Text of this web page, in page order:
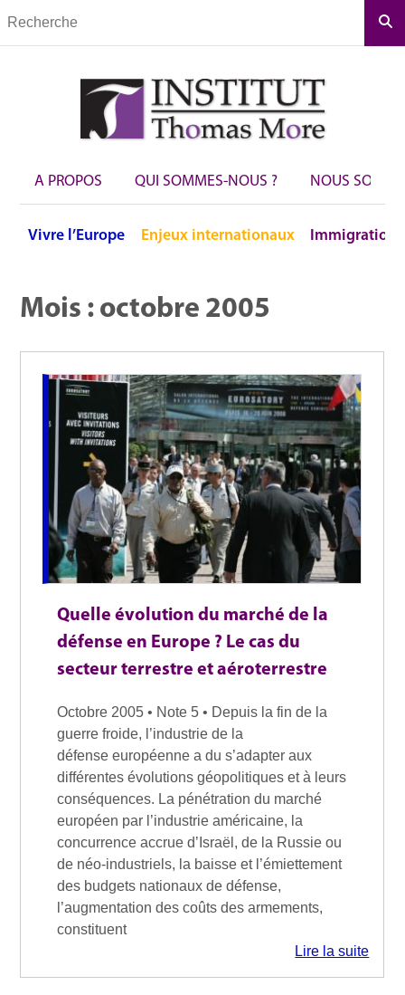
A PROPOS QUI SOMMES-NOUS ? NOUS
Vivre l’Europe Enjeux internationaux Immigration
Mois : octobre 2005
Quelle évolution du marché de la
défense en Europe ? Le cas du
secteur terrestre et aéroterrestre
Octobre 2005 • Note 5 • Depuis la fin de la
guerre froide, l’industrie de la
défense européenne a du s’adapter aux
différentes évolutions géopolitiques et à leurs
conséquences. La pénétration du marché
européen par l’industrie américaine, la
concurrence accrue d’Israël, de la Russie ou
de néo-industriels, la baisse et l’émiettement
des budgets nationaux de défense,
l’augmentation des coûts des armements,
constituent
Lire la suite